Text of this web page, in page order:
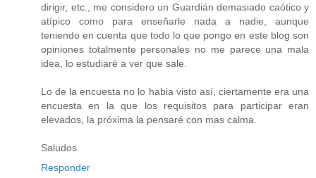
dirigir, etc., me considero un Guardián demasiado caótico y
atípico como para enseñarle nada a nadie, aunque
teniendo en cuenta que todo lo que pongo en este blog son
opiniones totalmente personales no me parece una mala
idea, lo estudiaré a ver que sale.
Lo de la encuesta no lo habia visto así, ciertamente era una
encuesta en la que los requisitos para participar eran
elevados, la próxima la pensaré con mas calma.
Saludos.
Responder